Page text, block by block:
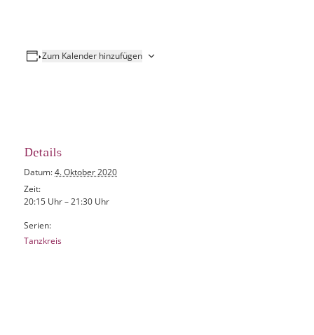
Zum Kalender hinzufügen
Details
Datum: 4. Oktober 2020
Zeit:
20:15 Uhr – 21:30 Uhr
Serien:
Tanzkreis